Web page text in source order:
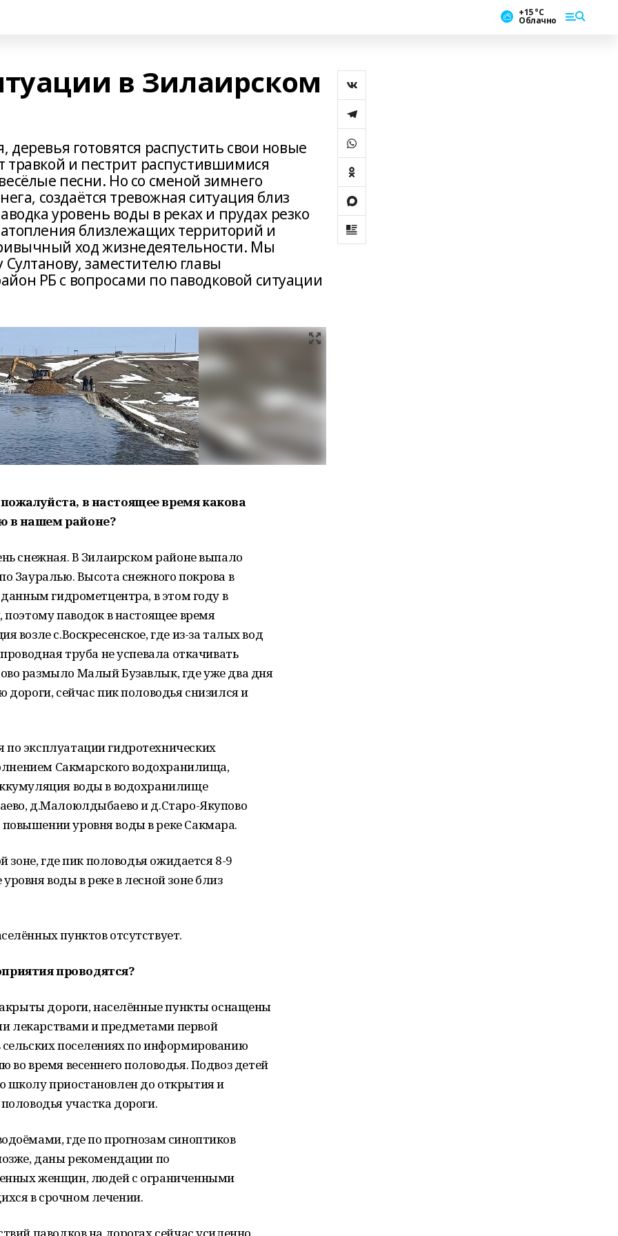
+15 °С
Облачно
в Зилаирском
готовятся распустить свои новые
травкой и пестрит распустившимися
песни. Но со сменой зимнего
создаётся тревожная ситуация близ
уровень воды в реках и прудах резко
близлежащих территорий и
ход жизнедеятельности. Мы
заместителю главы
РБ с вопросами по паводковой ситуации
в настоящее время какова
в нашем районе?
снежная. В Зилаирском районе выпало
Зауралью. Высота снежного покрова в
гидрометцентра, в этом году в
паводок в настоящее время
возле с.Воскресенское, где из-за талых вод
труба не успевала откачивать
размыло Малый Бузавлык, где уже два дня
дороги, сейчас пик половодья снизился и
эксплуатации гидротехнических
Сакмарского водохранилища,
воды в водохранилище
д.Малоюлдыбаево и д.Старо-Якупово
уровня воды в реке Сакмара.
зоне, где пик половодья ожидается 8-9
воды в реке в лесной зоне близ
пунктов отсутствует.
проводятся?
дороги, населённые пункты оснащены
лекарствами и предметами первой
поселениях по информированию
во время весеннего половодья. Подвоз детей
школу приостановлен до открытия и
участка дороги.
где по прогнозам синоптиков
даны рекомендации по
женщин, людей с ограниченными
в срочном лечении.